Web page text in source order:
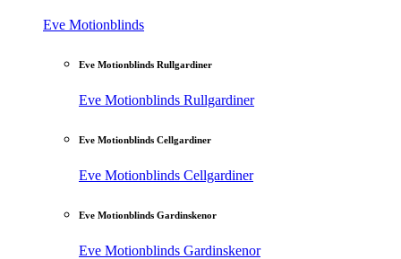
Eve Motionblinds
Eve Motionblinds Rullgardiner
Eve Motionblinds Rullgardiner
Eve Motionblinds Cellgardiner
Eve Motionblinds Cellgardiner
Eve Motionblinds Gardinskenor
Eve Motionblinds Gardinskenor